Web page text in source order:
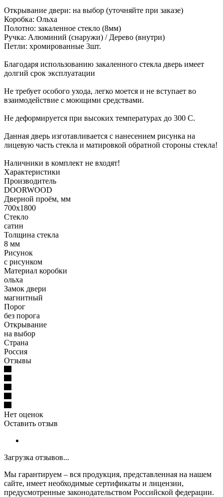
Открывание двери: на выбор (уточняйте при заказе)
Коробка: Ольха
Полотно: закаленное стекло (8мм)
Ручка: Алюминий (снаружи) / Дерево (внутри)
Петли: хромированные 3шт.
Благодаря использованию закаленного стекла дверь имеет
долгий срок эксплуатации
Не требует особого ухода, легко моется и не вступает во
взаимодействие с моющими средствами.
Не деформируется при высоких температурах до 300 С.
Данная дверь изготавливается с нанесением риcунка на
лицевую часть стекла и матировкой обратной стороны стекла!
Наличники в комплект не входят!
Характеристики
Производитель
DOORWOOD
Дверной проём, мм
700x1800
Стекло
сатин
Толщина стекла
8 мм
Рисунок
с рисунком
Материал коробки
ольха
Замок двери
магнитный
Порог
без порога
Открывание
на выбор
Страна
Россия
Отзывы
Нет оценок
Оставить отзыв
Загрузка отзывов...
Мы гарантируем – вся продукция, представленная на нашем
сайте, имеет необходимые сертификаты и лицензии,
предусмотренные законодательством Российской федерации.